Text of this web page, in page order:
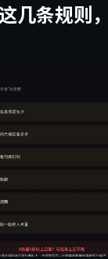
几条规则